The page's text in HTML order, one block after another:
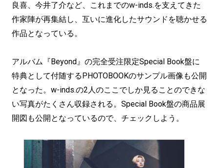
良喜、今井了介など、これまでのw-inds.を支えてきた
作家陣が再集結し、互いに進化したサウンドを聴かせる
作品となっている。
アルバム『Beyond』の完全受注限定Special Book盤に
特典として付随するPHOTOBOOKのサンプル画像も公開
となった。w-inds.の2人のここでしか見ることのできな
い写真がたくさん収録される。Special Book盤の商品展
開図も公開となっているので、チェックしよう。